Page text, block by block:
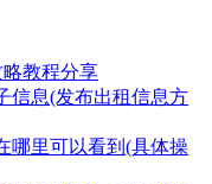
教程分享
信息(发布出租信息方
哪里可以看到(具体操